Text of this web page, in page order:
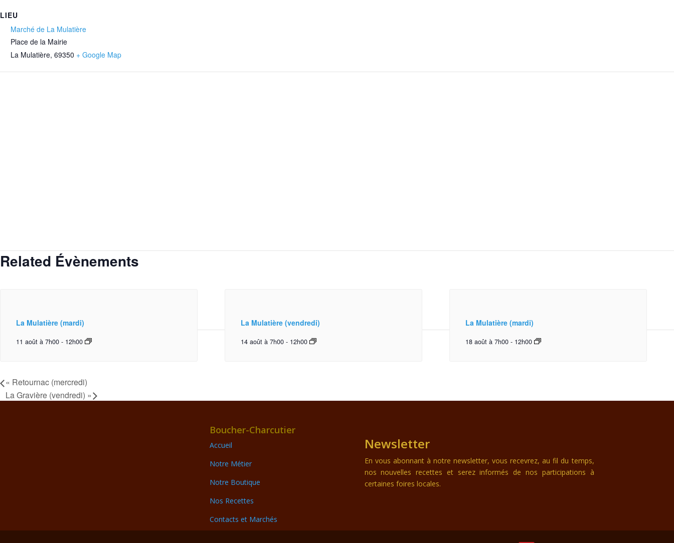
LIEU
Marché de La Mulatière
Place de la Mairie
La Mulatière, 69350 + Google Map
Related Évènements
La Mulatière (mardi)
11 août à 7h00 - 12h00
La Mulatière (vendredi)
14 août à 7h00 - 12h00
La Mulatière (mardi)
18 août à 7h00 - 12h00
« Retournac (mercredi)
La Gravière (vendredi) »
Boucher-Charcutier
Accueil
Notre Métier
Notre Boutique
Nos Recettes
Contacts et Marchés
Newsletter
En vous abonnant à notre newsletter, vous recevrez, au fil du temps,
nos nouvelles recettes et serez informés de nos participations à
certaines foires locales.